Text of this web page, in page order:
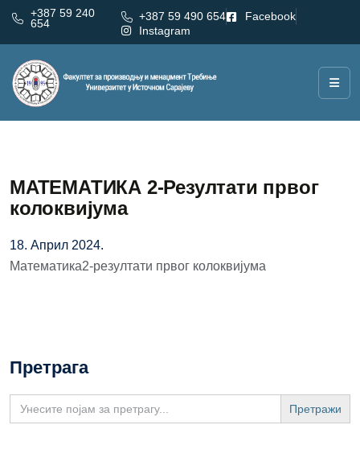
+387 59 240
654
+387 59 490 654
Facebook
Instagram
MATЕМАТИКА 2-Резултати првог
колоквијума
18. Април 2024.
Математика2-резултати првог колоквијума
Претрага
Search
for: